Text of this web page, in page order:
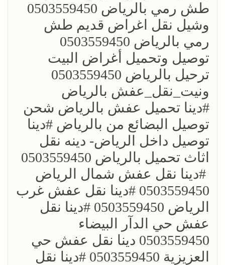
طش رمي بالرياض 0503559450
؜وشيل نقل اغراض قديم طش
رمي بالرياض 0503559450
؜توصيل وتحميل أغراض البيت
ترحيل بالرياض 0503559450
ونيت_نقل_عفش بالرياض
؜؜#دينا تحميل عفش بالرياض شحن
توصيل البضائع من بالرياض ؜#دينا
توصيل داخل الرياض- دينه نقل
اثاث تحميل بالرياض 0503559450
؜ ؜#دينا نقل عفش شمال الرياض
0503559450 ؜#دينا نقل عفش غرب
الرياض 0503559450 ؜#دينا نقل
عفش حي الدآر البيضاء
0503559450 دينا نقل عفش حي
العزيزية 0503559450 ؜#دينا نقل